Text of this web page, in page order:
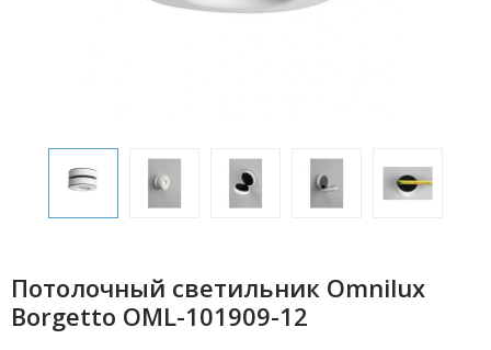
Потолочный светильник Omnilux
Borgetto OML-101909-12